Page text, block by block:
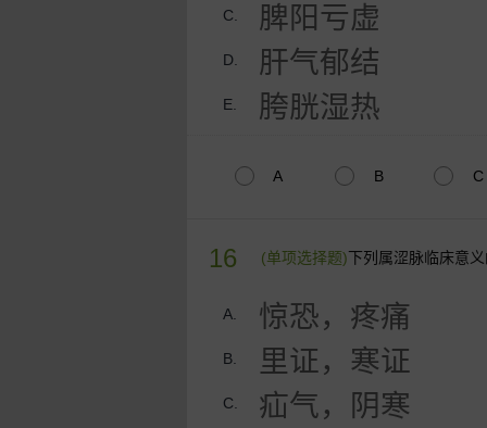
C. 脾阳亏虚
D. 肝气郁结
E. 胯胱湿热
A B C
16 (单项选择题)下列属涩脉临床意
A. 惊恐，疼痛
B. 里证，寒证
C. 疝气，阴寒